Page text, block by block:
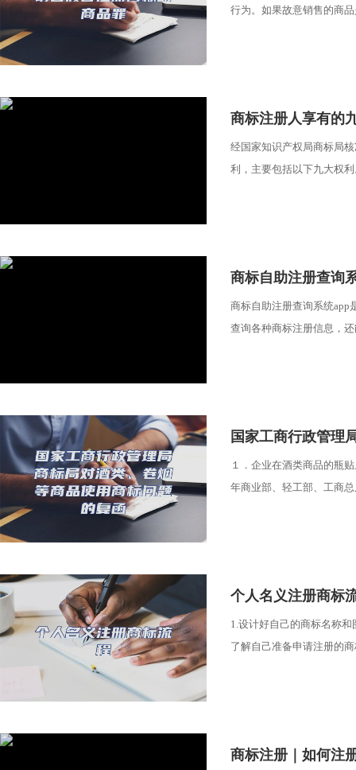
行为。如果故意销售的商
商标注册人享有的
经国家知识产权局商标局
利，主要包括以下九大权
商标自助注册查询
商标自助注册查询系统app
查询各种商标注册信息，
国家工商行政管理
１．企业在酒类商品的瓶
年商业部、轻工部、工商
个人名义注册商标
1.设计好自己的商标名称
了解自己准备申请注册的
商标注册｜如何注